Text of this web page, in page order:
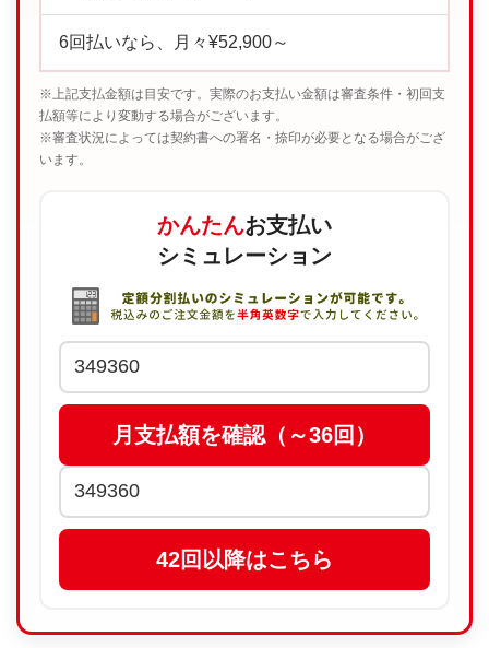
6回払いなら、月々¥52,900～
※上記支払金額は目安です。実際のお支払い金額は審査条件・初回支
払額等により変動する場合がございます。
※審査状況によっては契約書への署名・捺印が必要となる場合がござ
います。
かんたんお支払い
シミュレーション